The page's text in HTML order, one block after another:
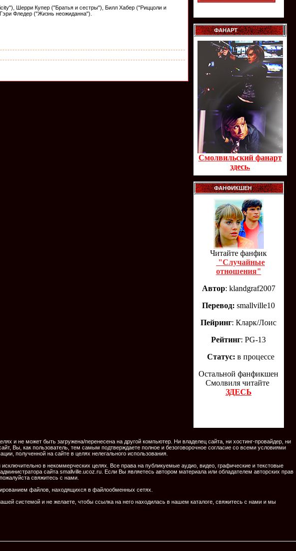
Шерри Купер ("Братья и сестры"), Билл Хабер ("Риццоли и
Фледер ("Жизнь неожиданна").
ФАНАРТ
Смолвильский фанарт
здесь.
ФАНФИКШЕН
Читайте фанфик
"Случайные
отношения"
Автор: klandgraf2007
Перевод: smallville10
Пейринг: Кларк/Лоис
Рейтинг: PG-13
Статус: в процессе
Остальной фанфикшен
Смолвиля читайте
ЗДЕСЬ
и не может быть загружена/перенесена на другой компьютер. Ни владелец сайта, ни хостинг-провайдер, ни
Вы, как пользователь, тем самым подтверждаете полное и безоговорочное согласие со всеми условиями
полученной на сайте в целях нелегального использования.
в некоммерческих целях. Все права на публикуемые аудио, видео, графические и текстовые
сайта smallville.ucoz.ru. Если Вы являетесь автором материала или обладателем авторских прав
свяжитесь с нами.
файлов, находящихся в файлообменных сетях.
системой и не желаете, чтобы ссылка на него находилась в нашем каталоге, свяжитесь с нами и мы